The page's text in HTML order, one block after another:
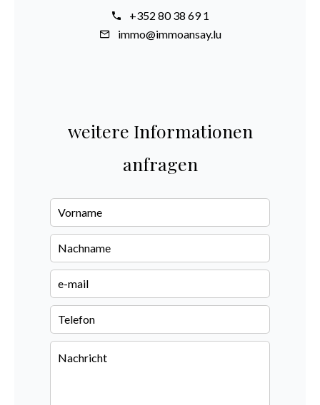
+352 80 38 69 1
immo@immoansay.lu
weitere Informationen
anfragen